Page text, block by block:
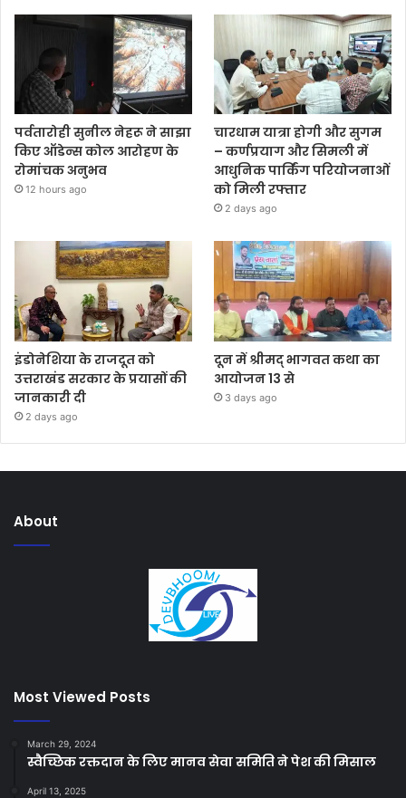
पर्वतारोही सुनील नेहरू ने साझा
किए ऑडेन्स कोल आरोहण के
रोमांचक अनुभव
12 hours ago
चारधाम यात्रा होगी और सुगम
– कर्णप्रयाग और सिमली में
आधुनिक पार्किंग परियोजनाओं
को मिली रफ्तार
2 days ago
इंडोनेशिया के राजदूत को
उत्तराखंड सरकार के प्रयासों की
जानकारी दी
2 days ago
दून में श्रीमद् भागवत कथा का
आयोजन 13 से
3 days ago
About
Most Viewed Posts
March 29, 2024
स्वैच्छिक रक्तदान के लिए मानव सेवा समिति ने पेश की मिसाल
April 13, 2025